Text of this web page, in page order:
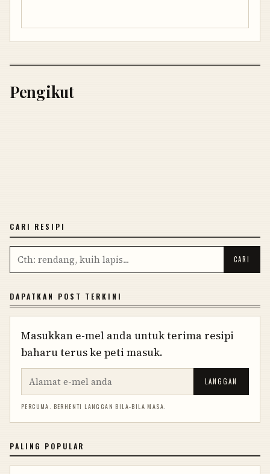
Pengikut
CARI RESIPI
DAPATKAN POST TERKINI
Masukkan e-mel anda untuk terima resipi
baharu terus ke peti masuk.
LANGGAN
PERCUMA. BERHENTI LANGGAN BILA-BILA MASA.
PALING POPULAR